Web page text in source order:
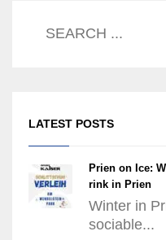
LATEST POSTS
Prien on Ice:
rink in Prien
Winter in
sociable...